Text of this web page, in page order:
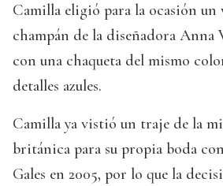
Camilla eligió para la ocasión
champán de la diseñadora Anna
con una chaqueta del mismo
detalles azules.
Camilla ya vistió un traje de la
británica para su propia boda
Gales en 2005, por lo que la